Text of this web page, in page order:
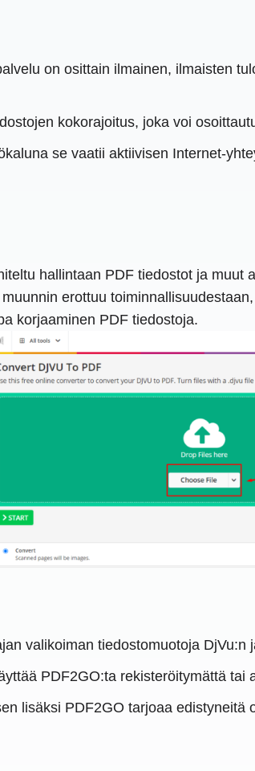
on osittain ilmainen, ilmaisten
kokorajoitus, joka voi
se vaatii aktiivisen Internet-
hallintaan PDF tiedostot ja
erottuu
korjaaminen PDF tiedostoja.
valikoiman tiedostomuotoja DjVu:n
PDF2GO:ta rekisteröitymättä tai
lisäksi PDF2GO tarjoaa